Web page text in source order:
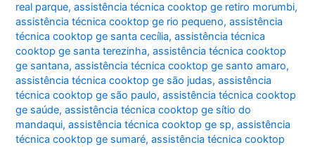
real parque,assistência técnica cooktop ge retiro morumbi,
assistência técnica cooktop ge rio pequeno,assistência
técnica cooktop ge santa cecília,assistência técnica
cooktop ge santa terezinha,assistência técnica cooktop
ge santana,assistência técnica cooktop ge santo amaro,
assistência técnica cooktop ge são judas,assistência
técnica cooktop ge são paulo,assistência técnica cooktop
ge saúde,assistência técnica cooktop ge sítio do
mandaqui,assistência técnica cooktop ge sp,assistência
técnica cooktop ge sumaré,assistência técnica cooktop